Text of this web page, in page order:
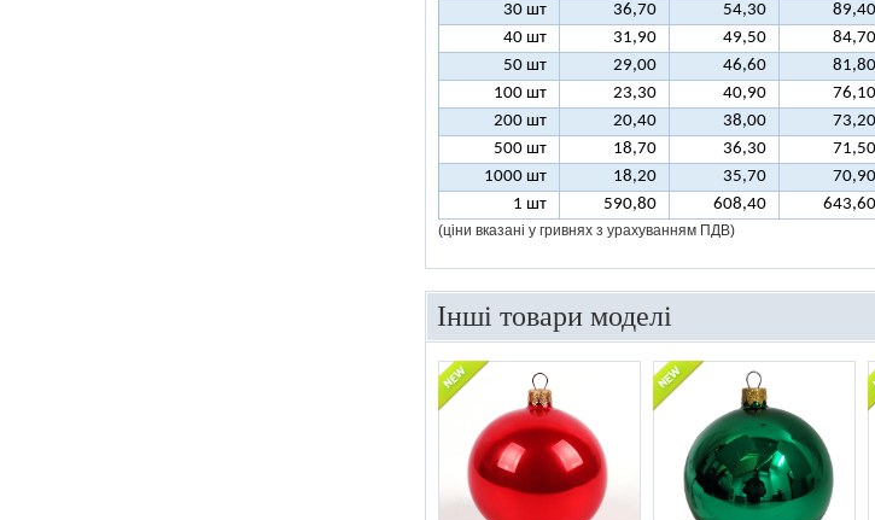
30 шт
36,70 54,30 89,40
40 шт
31,90 49,50 84,70
50 шт
29,00 46,60 81,80
100 шт
23,30 40,90 76,10
200 шт
20,40 38,00 73,20
500 шт
18,70 36,30 71,50
1000 шт
18,20 35,70 70,90
1 шт
590,80 608,40 643,60
(ціни вказані у гривнях з урахуванням ПДВ)
Інші товари моделі